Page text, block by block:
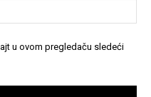
u ovom pregledaču sledeći